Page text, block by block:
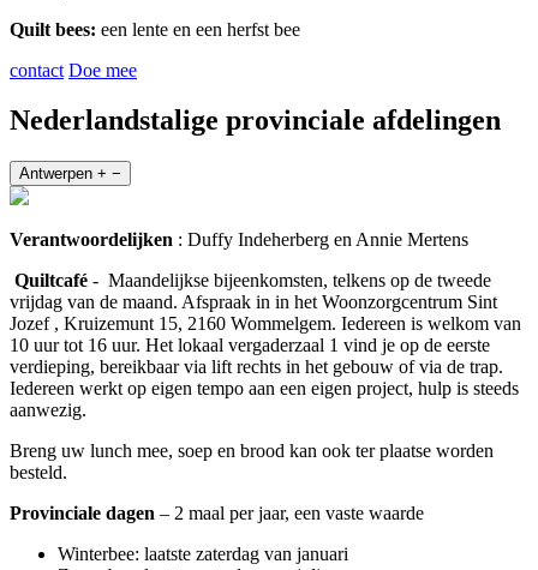
Quilt bees: een lente en een herfst bee
contact Doe mee
Nederlandstalige provinciale afdelingen
Antwerpen + −
Verantwoordelijken : Duffy Indeherberg en Annie Mertens
Quiltcafé - Maandelijkse bijeenkomsten, telkens op de tweede
vrijdag van de maand. Afspraak in in het Woonzorgcentrum Sint
Jozef , Kruizemunt 15, 2160 Wommelgem. Iedereen is welkom van
10 uur tot 16 uur. Het lokaal vergaderzaal 1 vind je op de eerste
verdieping, bereikbaar via lift rechts in het gebouw of via de trap.
Iedereen werkt op eigen tempo aan een eigen project, hulp is steeds
aanwezig.
Breng uw lunch mee, soep en brood kan ook ter plaatse worden
besteld.
Provinciale dagen – 2 maal per jaar, een vaste waarde
Winterbee: laatste zaterdag van januari